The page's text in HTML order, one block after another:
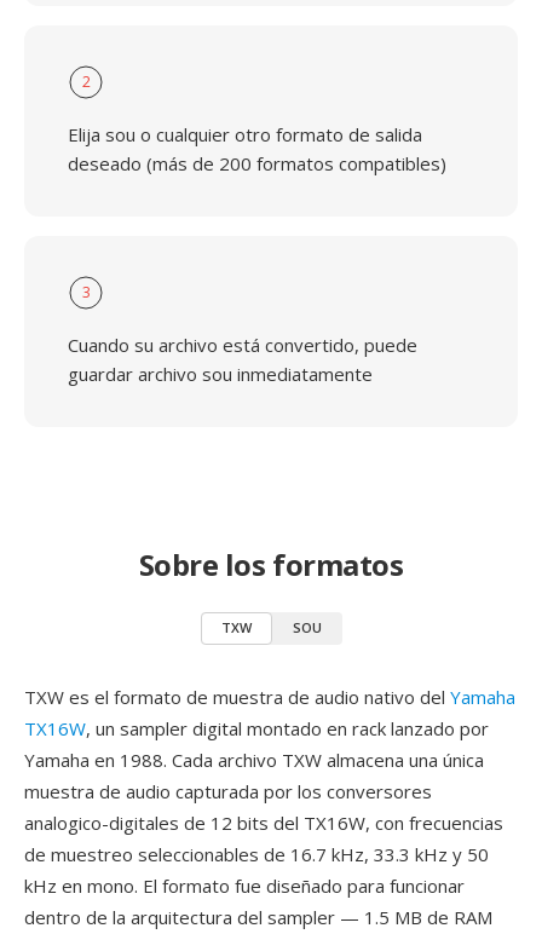
2
Elija sou o cualquier otro formato de salida
deseado (más de 200 formatos compatibles)
3
Cuando su archivo está convertido, puede
guardar archivo sou inmediatamente
Sobre los formatos
TXW SOU
TXW es el formato de muestra de audio nativo del Yamaha
TX16W, un sampler digital montado en rack lanzado por
Yamaha en 1988. Cada archivo TXW almacena una única
muestra de audio capturada por los conversores
analogico-digitales de 12 bits del TX16W, con frecuencias
de muestreo seleccionables de 16.7 kHz, 33.3 kHz y 50
kHz en mono. El formato fue diseñado para funcionar
dentro de la arquitectura del sampler — 1.5 MB de RAM